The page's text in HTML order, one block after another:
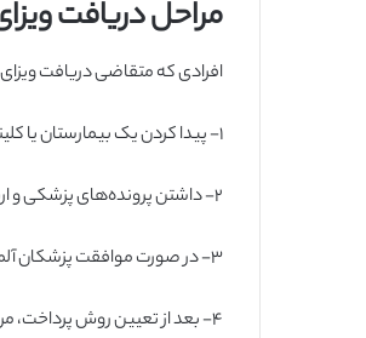
مراحل دریافت
افرادی که متقاضی دریافت
۱- پیدا کردن یک بیمارستان یا
۲- داشتن پرونده‎‌های پزشکی و ارسال آنها به تیم پزشکی در بیمارستان آلمان
۳- در صورت موافقت پزشکان
۴- بعد از تعیین روش پرداخت،